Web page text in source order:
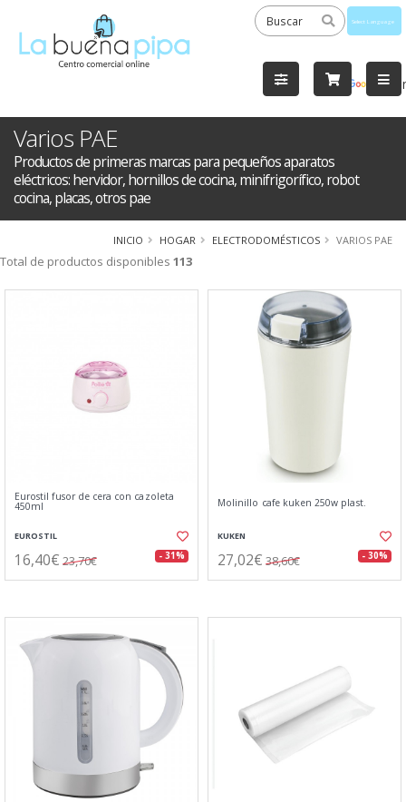
by
Varios PAE
Productos de primeras marcas para pequeños aparatos
eléctricos: hervidor, hornillos de cocina, minifrigorífico, robot
cocina, placas, otros pae
INICIO HOGAR ELECTRODOMÉSTICOS VARIOS PAE
Total de productos disponibles 113
Eurostil fusor de cera con cazoleta
450ml
EUROSTIL
16,40€ 23,70€ - 31%
Molinillo cafe kuken 250w plast.
KUKEN
27,02€ 38,60€ - 30%